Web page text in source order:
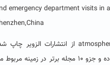
and emergency department
Shenzhen,China
در مجله معتبر atmospheric environment از انتشارات الزویر چاپ شده
است. این مجله دارای IF: ۳.۷۰۸ بوده و جزو ۱۰ مجله برتر در زمینه مربوط می